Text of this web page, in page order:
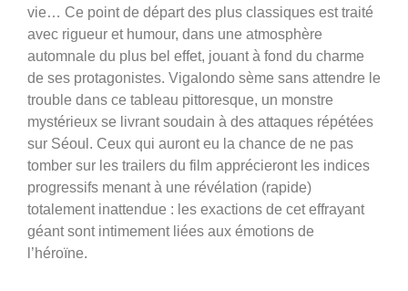
vie… Ce point de départ des plus classiques est traité
avec rigueur et humour, dans une atmosphère
automnale du plus bel effet, jouant à fond du charme
de ses protagonistes. Vigalondo sème sans attendre le
trouble dans ce tableau pittoresque, un monstre
mystérieux se livrant soudain à des attaques répétées
sur Séoul. Ceux qui auront eu la chance de ne pas
tomber sur les trailers du film apprécieront les indices
progressifs menant à une révélation (rapide)
totalement inattendue : les exactions de cet effrayant
géant sont intimement liées aux émotions de
l’héroïne.